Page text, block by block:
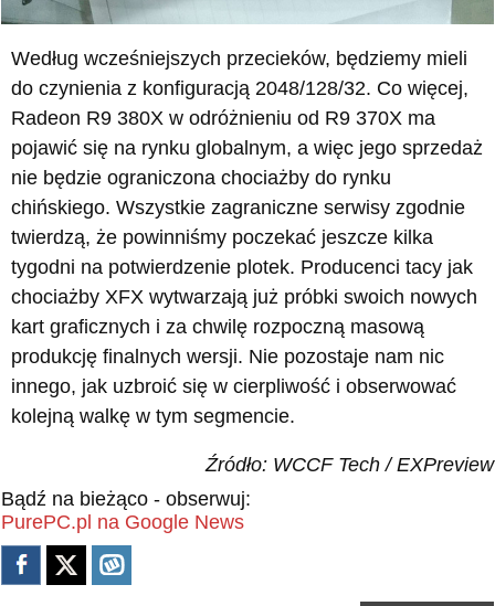
Według wcześniejszych przecieków, będziemy mieli
do czynienia z konfiguracją 2048/128/32. Co więcej,
Radeon R9 380X w odróżnieniu od R9 370X ma
pojawić się na rynku globalnym, a więc jego sprzedaż
nie będzie ograniczona chociażby do rynku
chińskiego. Wszystkie zagraniczne serwisy zgodnie
twierdzą, że powinniśmy poczekać jeszcze kilka
tygodni na potwierdzenie plotek. Producenci tacy jak
chociażby XFX wytwarzają już próbki swoich nowych
kart graficznych i za chwilę rozpoczną masową
produkcję finalnych wersji. Nie pozostaje nam nic
innego, jak uzbroić się w cierpliwość i obserwować
kolejną walkę w tym segmencie.
Źródło: WCCF Tech / EXPreview
Bądź na bieżąco - obserwuj:
PurePC.pl na Google News